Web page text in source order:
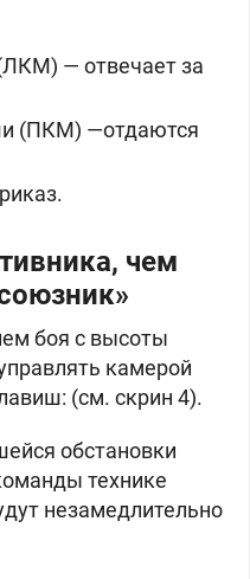
— отвечает за
(ПКМ) —отдаются
чем
боя с высоты
камерой
(см. скрин 4).
обстановки
технике
незамедлительно